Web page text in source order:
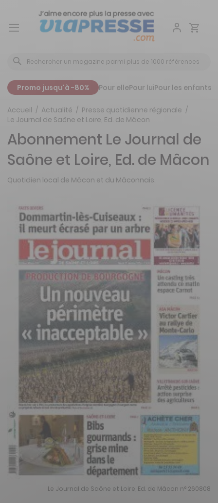
Aller
Promo jusqu'à -80% Pour ellePour luiPour les enfants
Accueil Actualité
Presse quotidienne régionale
Le Journal de Saône et Loire, Ed. de Mâcon
Le Journal de Saône et Loire, Ed. de Mâcon n° 260808
Abonnement Le Journal de
Saône et Loire, Ed. de Mâcon
Quotidien local de Mâcon et du Mâconnais.